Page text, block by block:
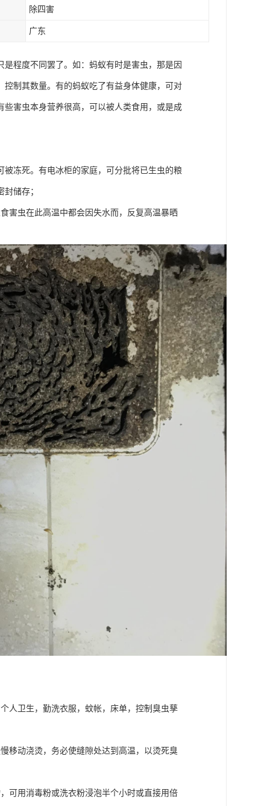
除四害
广东
程度不同罢了。如：蚂蚁有时是害虫，那是因
制其数量。有的蚂蚁吃了有益身体健康，可对
害虫本身营养很高，可以被人类食用，或是成
冻死。有电冰柜的家庭，可分批将已生虫的粮
储存；
害虫在此高温中都会因失水而，反复高温暴晒
人卫生，勤洗衣服，蚊帐，床单，控制臭虫孳
移动浇烫，务必使缝隙处达到高温，以烫死臭
可用消毒粉或洗衣粉浸泡半个小时或直接用倍